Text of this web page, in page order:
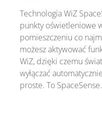
Technologia WiZ
punkty oświetleniowe
pomieszczeniu co
możesz aktywować
WiZ, dzięki czemu
wyłączać
proste. To